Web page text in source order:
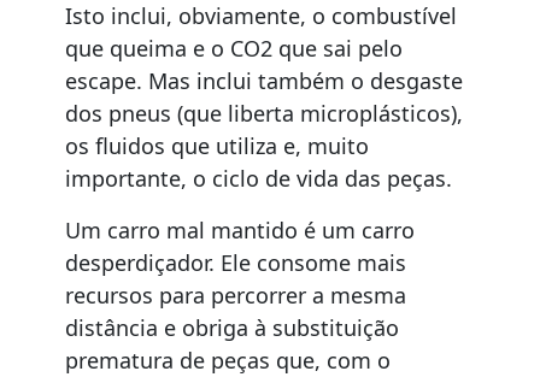
Isto inclui, obviamente, o combustível
que queima e o CO2 que sai pelo
escape. Mas inclui também o desgaste
dos pneus (que liberta microplásticos),
os fluidos que utiliza e, muito
importante, o ciclo de vida das peças.
Um carro mal mantido é um carro
desperdiçador. Ele consome mais
recursos para percorrer a mesma
distância e obriga à substituição
prematura de peças que, com o